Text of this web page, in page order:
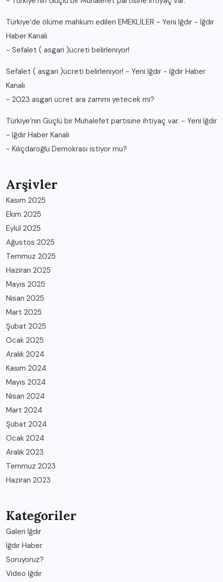
Türkiye’de ölüme mahkum edilen EMEKLİLER - Yeni Iğdır - Iğdır
Haber Kanalı
- Sefalet ( asgari )ücreti belirleniyor!
Sefalet ( asgari )ücreti belirleniyor! - Yeni Iğdır - Iğdır Haber
Kanalı
- 2023 asgari ücret ara zammı yetecek mi?
Türkiye’nin Güçlü bir Muhalefet partisine ihtiyaç var. - Yeni Iğdır
- Iğdır Haber Kanalı
- Kılıçdaroğlu Demokrasi istiyor mu?
Arşivler
Kasım 2025
Ekim 2025
Eylül 2025
Ağustos 2025
Temmuz 2025
Haziran 2025
Mayıs 2025
Nisan 2025
Mart 2025
Şubat 2025
Ocak 2025
Aralık 2024
Kasım 2024
Mayıs 2024
Nisan 2024
Mart 2024
Şubat 2024
Ocak 2024
Aralık 2023
Temmuz 2023
Haziran 2023
Kategoriler
Galeri Iğdır
Iğdır Haber
Soruyoruz?
Video Iğdır